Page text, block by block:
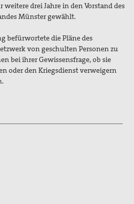
drei Jahre in den Vorstand des
Münster gewählt.
befürwortete die Pläne des
von geschulten Personen zu
bei ihrer Gewissensfrage, ob sie
oder den Kriegsdienst verweigern